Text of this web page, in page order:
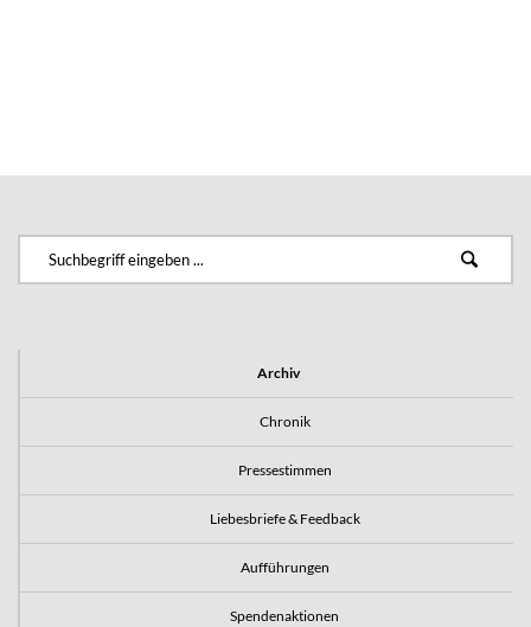
Archiv
Chronik
Pressestimmen
Liebesbriefe & Feedback
Aufführungen
Spendenaktionen